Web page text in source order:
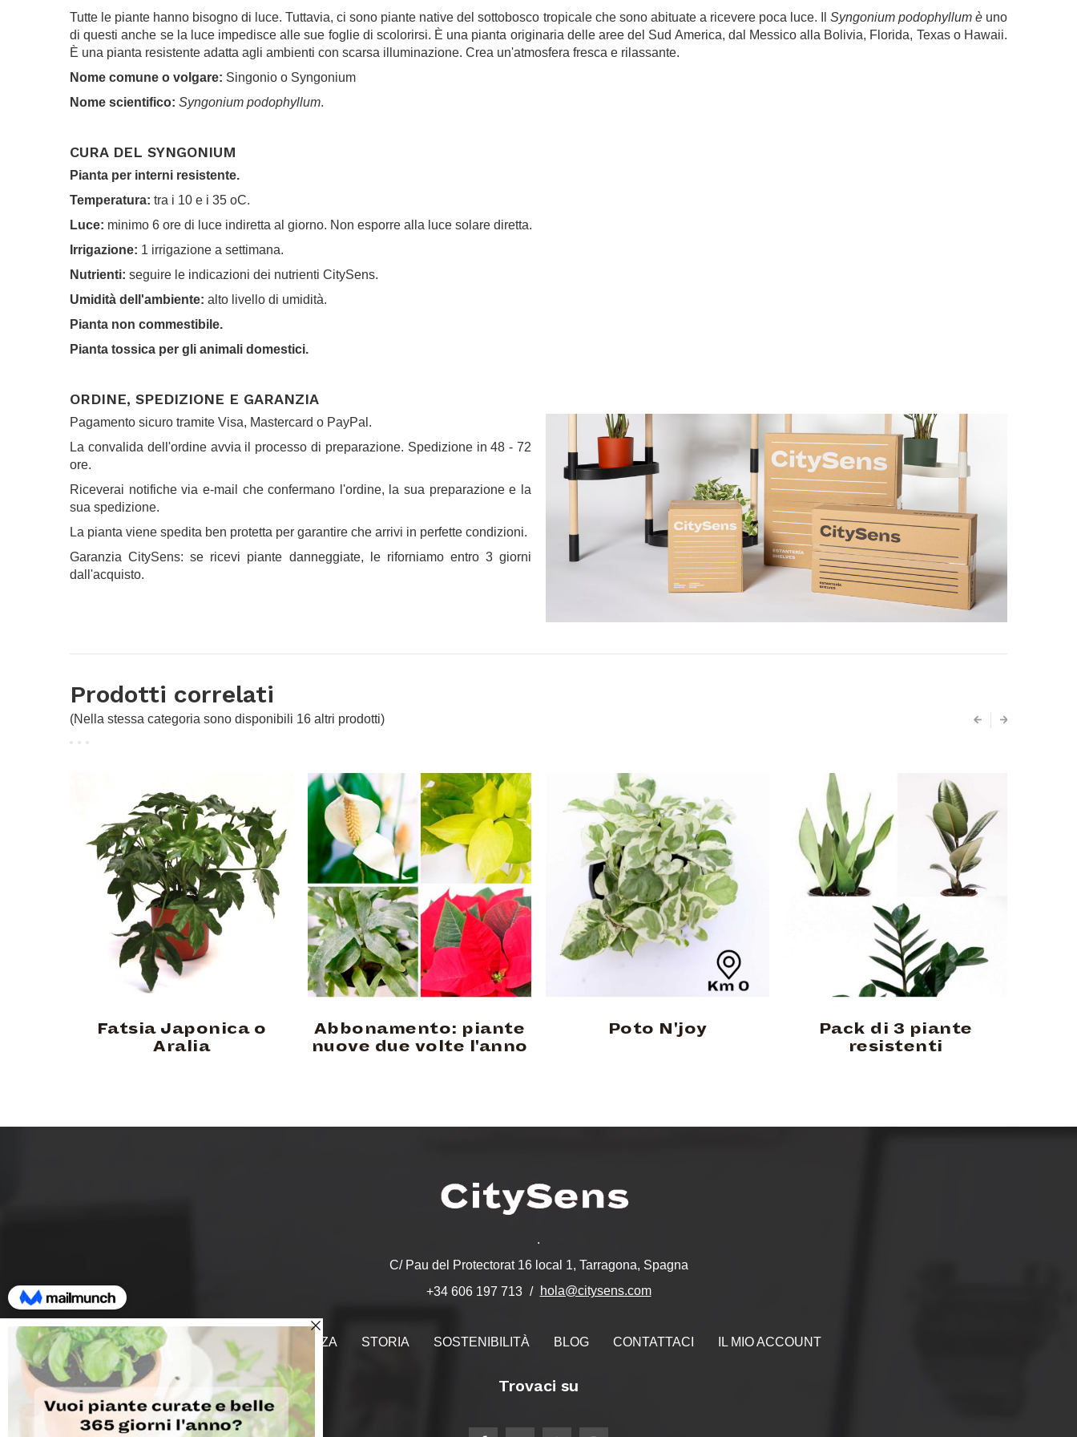
Tutte le piante hanno bisogno di luce. Tuttavia, ci sono piante native del sottobosco tropicale che sono abituate a ricevere poca luce. Il Syngonium podophyllum èuno
di questi anche se la luce impedisce alle sue foglie di scolorirsi. È una pianta originaria delle aree del Sud America, dal Messico alla Bolivia, Florida, Texas o Hawaii.
È una pianta resistente adatta agli ambienti con scarsa illuminazione. Crea un'atmosfera fresca e rilassante.
Nome comune o volgare: Singonio o Syngonium
Nome scientifico: Syngonium podophyllum.
CURA DEL SYNGONIUM
Pianta per interni resistente.
Temperatura: tra i 10 e i 35 oC.
Luce: minimo 6 ore di luce indiretta al giorno. Non esporre alla luce solare diretta.
Irrigazione: 1 irrigazione a settimana.
Nutrienti: seguire le indicazioni dei nutrienti CitySens.
Umidità dell'ambiente: alto livello di umidità.
Pianta non commestibile.
Pianta tossica per gli animali domestici.
ORDINE, SPEDIZIONE E GARANZIA
Pagamento sicuro tramite Visa, Mastercard o PayPal.
La convalida dell'ordine avvia il processo di preparazione. Spedizione in 48 - 72
ore.
Riceverai notifiche via e-mail che confermano l'ordine, la sua preparazione e la
sua spedizione.
La pianta viene spedita ben protetta per garantire che arrivi in perfette condizioni.
Garanzia CitySens: se ricevi piante danneggiate, le riforniamo entro 3 giorni
dall'acquisto.
Prodotti correlati
(Nella stessa categoria sono disponibili 16 altri prodotti)
Fatsia Japonica o
Aralia
Abbonamento: piante
nuove due volte l'anno
Poto N'joy
Pack di 3 piante
resistenti
.
C/ Pau del Protectorat 16 local 1, Tarragona, Spagna
+34 606 197 713
hola@citysens.com
ASSISTENZA STORIA SOSTENIBILITÀ BLOG CONTATTACI IL MIO ACCOUNT
Trovaci su